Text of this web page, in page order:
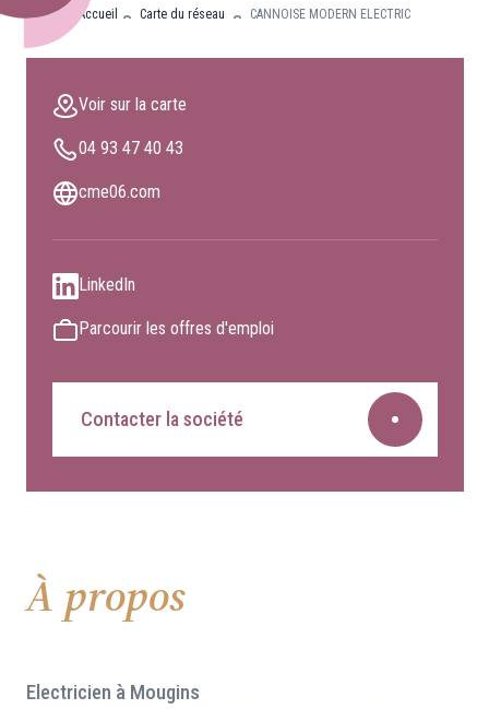
Accueil Carte du réseau CANNOISE MODERN ELECTRIC
Voir sur la carte
04 93 47 40 43
cme06.com
LinkedIn
Parcourir les offres d'emploi
Contacter la société
À propos
Electricien à Mougins